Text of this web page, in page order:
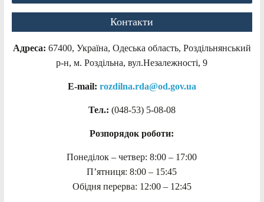
Контакти
Адреса: 67400, Україна, Одеська область, Роздільнянський
р-н, м. Роздільна, вул.Незалежності, 9
E-mail: rozdilna.rda@od.gov.ua
Тел.: (048-53) 5-08-08
Розпорядок роботи:
Понеділок – четвер: 8:00 – 17:00
П’ятниця: 8:00 – 15:45
Обідня перерва: 12:00 – 12:45